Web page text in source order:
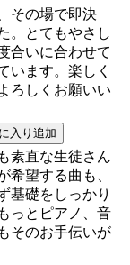
その場で即決
。とてもやさし
合いに合わせて
います。楽しく
ろしくお願いい
素直な生徒さん
希望する曲も、
基礎をしっかり
っとピアノ、音
そのお手伝いが